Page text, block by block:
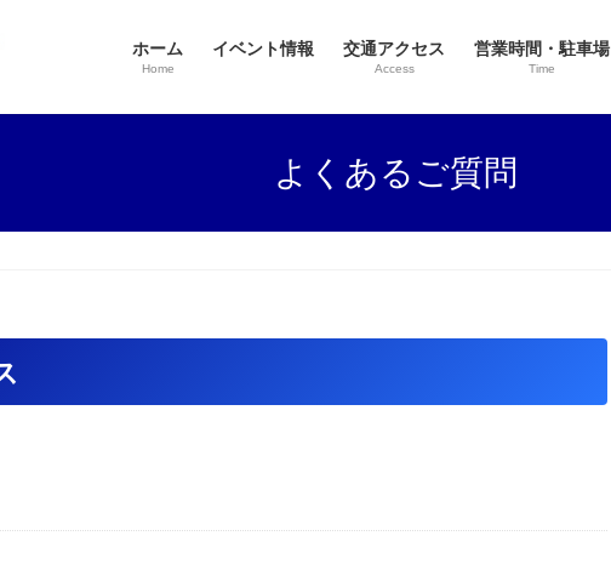
ホーム
Home
イベント情報 交通アクセス
Access
営業時間・駐車場
Time
よくあるご質問